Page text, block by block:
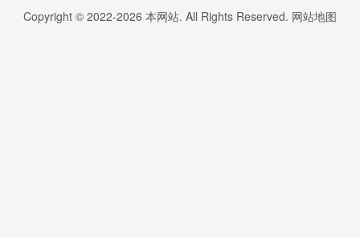
Copyright © 2022-2026 本网站. All Rights Reserved. 网站地图